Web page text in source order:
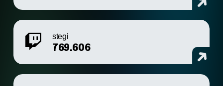
stegi
769.606